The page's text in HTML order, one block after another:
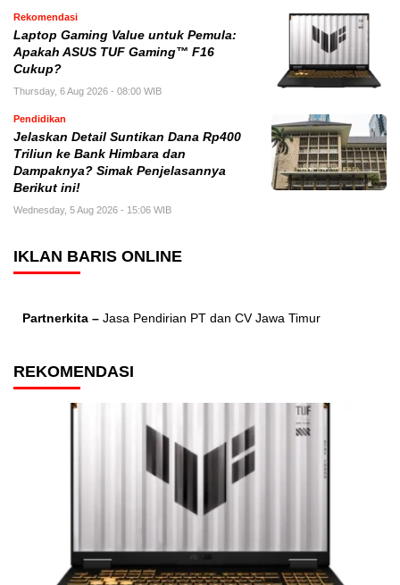
Rekomendasi
Laptop Gaming Value untuk Pemula:
Apakah ASUS TUF Gaming™ F16
Cukup?
Thursday, 6 Aug 2026 - 08:00 WIB
Pendidikan
Jelaskan Detail Suntikan Dana Rp400
Triliun ke Bank Himbara dan
Dampaknya? Simak Penjelasannya
Berikut ini!
Wednesday, 5 Aug 2026 - 15:06 WIB
IKLAN BARIS ONLINE
Partnerkita – Jasa Pendirian PT dan CV Jawa Timur
REKOMENDASI